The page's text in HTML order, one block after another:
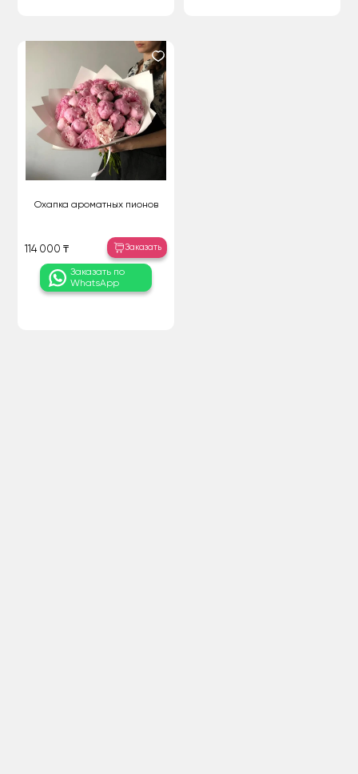
Охапка ароматных пионов
114 000 ₸ Заказать
Заказать по
WhatsApp